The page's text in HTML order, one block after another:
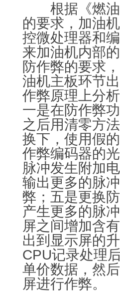
根据《燃油
的要求，加油
控微处理器和
来加油机内部
防作弊的要求
油机主板环节
作弊原理上分
一是在防作弊
之后用清零方
换下，使用假
作弊编码器的
脉冲发生附加
输出更多的脉
弊；五是更换
产生更多的脉
屏之间增加含
出到显示屏的
CPU记录处理
单价数据，然
屏进行作弊。